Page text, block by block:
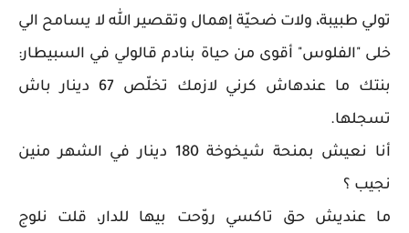
تولي طبيبة، ولات ضحيّة إهمال وتقصير الله لا يسامح الي
خلى "الفلوس" أقوى من حياة بنادم قالولي في السبيطار:
بنتك ما عندهاش كرني لازمك تخلّص 67 دينار باش
تسجلها.
أنا نعيش بمنحة شيخوخة 180 دينار في الشهر منين
نجيب ؟
ما عنديش حق تاكسي روّحت بيها للدار، قلت نلوج